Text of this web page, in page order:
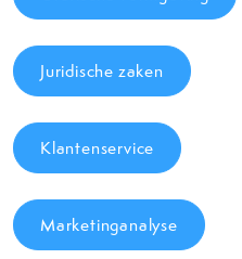
Juridische zaken
Klantenservice
Marketinganalyse